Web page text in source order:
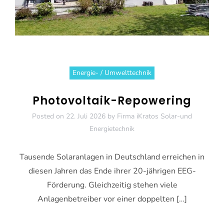
Energie- / Umwelttechnik
Photovoltaik-Repowering
Posted on 22. Juli 2026 by Firma iKratos Solar-und
Energietechnik
Tausende Solaranlagen in Deutschland erreichen in
diesen Jahren das Ende ihrer 20-jährigen EEG-
Förderung. Gleichzeitig stehen viele
Anlagenbetreiber vor einer doppelten […]